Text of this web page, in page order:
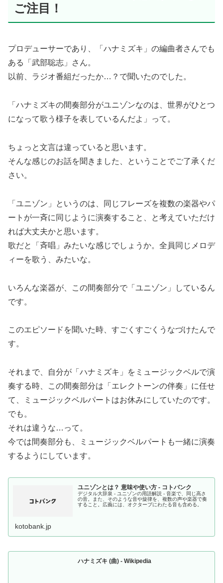
ご注目！
プロデューサーであり、「ハナミズキ」の編曲者さんでも
ある「武部聡志」さん。
以前、ラジオ番組だったか…？で聞いたのでした。
「ハナミズキの間奏部分がユニゾンなのは、世界がひとつ
になって歌う様子を表しているんだよ」って。
ちょっと文言は違っていると思います。
そんな感じのお話を聞きました、ということでご了承くだ
さい。
「ユニゾン」というのは、同じフレーズを複数の楽器やパ
ートが一斉に同じように演奏すること、と考えていただけ
れば大丈夫かと思います。
歌だと「斉唱」みたいな感じでしょうか。全員同じメロデ
ィーを歌う、みたいな。
いろんな楽器が、この間奏部分で「ユニゾン」しているん
です。
このエピソードを聞いた時、すごくすごくうなづけたんで
す。
それまで、自分が「ハナミズキ」をミュージックベルで演
奏する時、この間奏部分は「エレクトーンの伴奏」に任せ
て、ミュージックベルパートはお休みにしていたのです。
でも。
それは違うな…って。
今では間奏部分も、ミュージックベルパートも一緒に演奏
するようにしています。
ユニゾンとは？ 意味や使い方 - コトバンク
デジタル大辞泉 - ユニゾンの用語解説 - 音楽で、同じ高さ
の音。また、そのような音や旋律を、複数の声や楽器で奏
すること。広義には、オクターブにわたる音も含める。
kotobank.jp
ハナミズキ (曲) - Wikipedia